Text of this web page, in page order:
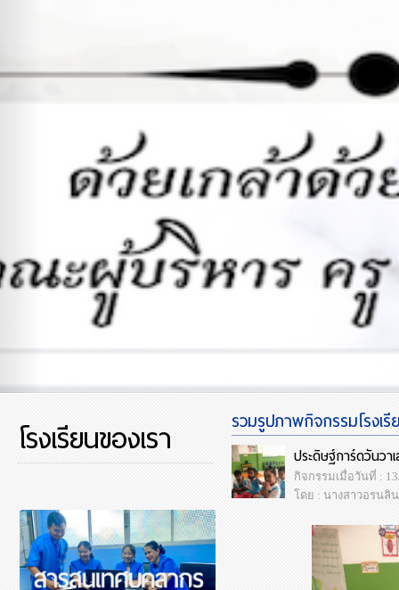
โรงเรียนของเรา รวมรูปภาพกิจกรรมโรงเ
ประดิษฐ์การ์ดวันวา
กิจกรรมเมื่อวันที่ :
โดย : นางสาวอรนลิ